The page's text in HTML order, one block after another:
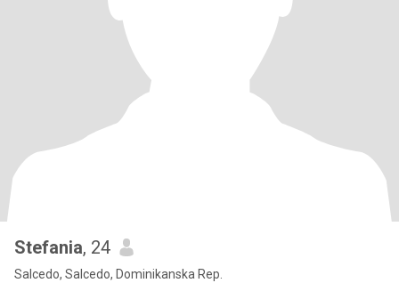
Stefania, 24
Salcedo, Salcedo, Dominikanska Rep.